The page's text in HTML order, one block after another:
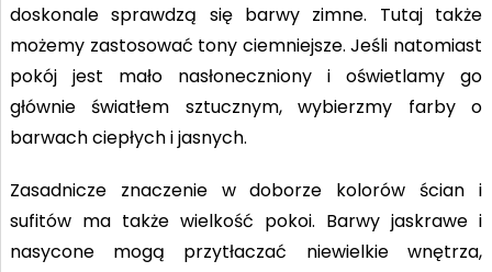
doskonale sprawdzą się barwy zimne. Tutaj także
możemy zastosować tony ciemniejsze. Jeśli natomiast
pokój jest mało nasłoneczniony i oświetlamy go
głównie światłem sztucznym, wybierzmy farby o
barwach ciepłych i jasnych.
Zasadnicze znaczenie w doborze kolorów ścian i
sufitów ma także wielkość pokoi. Barwy jaskrawe i
nasycone mogą przytłaczać niewielkie wnętrza,